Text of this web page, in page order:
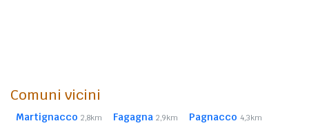
Comuni vicini
Martignacco 2,8km Fagagna 2,9km Pagnacco 4,3km